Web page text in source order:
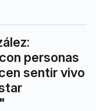
personas
sentir vivo